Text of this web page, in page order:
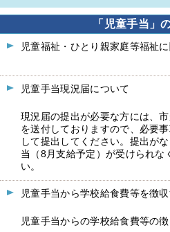
「児童手当」
児童福祉・ひとり親家庭等福祉
児童手当現況届について
現況届の提出が必要な方には、
を送付しておりますので、必要
して提出してください。提出が
当（8月支給予定）が受けられな
い。
児童手当から学校給食費等を徴
児童手当からの学校給食費等の